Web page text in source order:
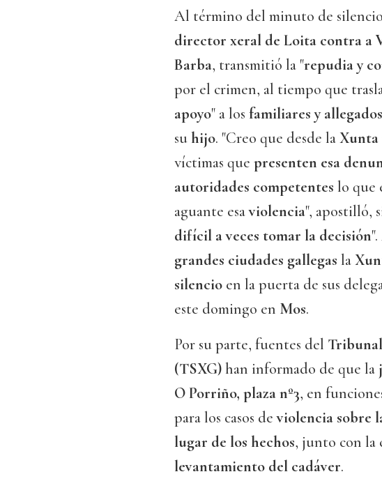
Al término del minuto de
director xeral de Loita contra a
Barba, transmitió la "repudia y
por el crimen, al tiempo que
apoyo" a los familiares y
suhijo. "Creo que desde laXunta
víctimas que presenten esa
autoridades competentes lo que
aguante esaviolencia", apostilló,
difícil a veces tomar la decisión
grandes ciudades gallegas la
silencio en la puerta de sus
este domingo en Mos.
Por su parte, fuentes del
(TSXG)han informado de que la
O Porriño, plaza nº3, en
para los casos deviolencia sobre
lugar de los hechos, junto con la
levantamiento del cadáver.